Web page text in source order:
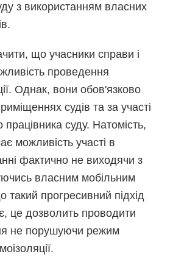
з використанням власних
.
що учасники справи і
проведення
Однак, вони обов'язково
судів та за участі
суду. Натомість,
можливість участі в
фактично не виходячи з
власним мобільним
такий прогресивний підхід
це дозволить проводити
не порушуючи режим